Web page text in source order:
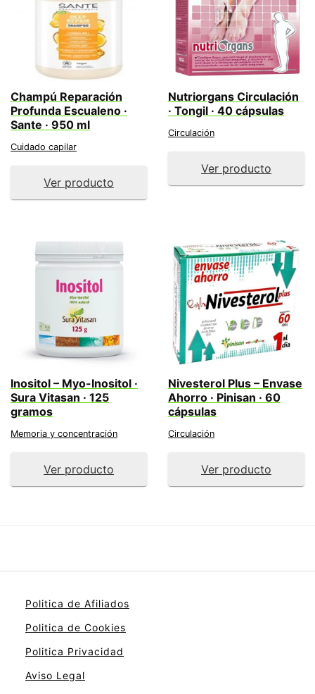
Champú Reparación
Profunda Escualeno ·
Sante · 950 ml
Cuidado capilar
Ver producto
Nutriorgans Circulación
· Tongil · 40 cápsulas
Circulación
Ver producto
Inositol – Myo-Inositol ·
Sura Vitasan · 125
gramos
Memoria y concentración
Ver producto
Nivesterol Plus – Envase
Ahorro · Pinisan · 60
cápsulas
Circulación
Ver producto
Politica de Afiliados
Politica de Cookies
Politica Privacidad
Aviso Legal